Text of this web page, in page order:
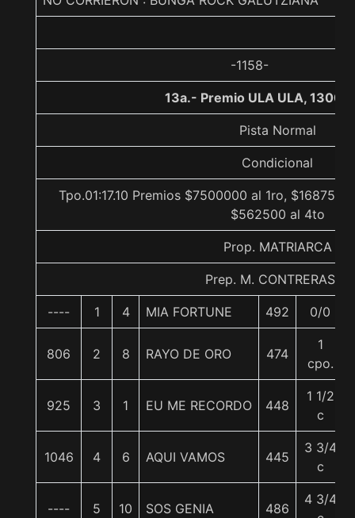
-1158-
13a.- Premio ULA ULA, 1300
Pista Normal
Condicional
Tpo.01:17.10 Premios $7500000 al 1ro,
$562500 al 4to
Prop. MATRIARCA
Prep. M. CONTRERAS L.
---- 1 4 MIA FORTUNE 492 0/0
806 2 8 RAYO DE ORO 474
1
cpo.
925 3 1 EU ME RECORDO 448
1 1/2
c
1046 4 6 AQUI VAMOS 445
3 3/4
c
---- 5 10 SOS GENIA 486
4 3/4